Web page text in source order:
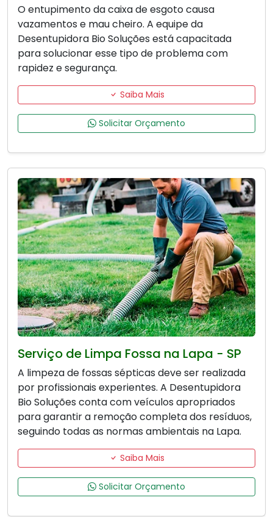
O entupimento da caixa de esgoto causa
vazamentos e mau cheiro. A equipe da
Desentupidora Bio Soluções está capacitada
para solucionar esse tipo de problema com
rapidez e segurança.
Saiba Mais
Solicitar Orçamento
Serviço de Limpa Fossa na Lapa - SP
A limpeza de fossas sépticas deve ser realizada
por profissionais experientes. A Desentupidora
Bio Soluções conta com veículos apropriados
para garantir a remoção completa dos resíduos,
seguindo todas as normas ambientais na Lapa.
Saiba Mais
Solicitar Orçamento